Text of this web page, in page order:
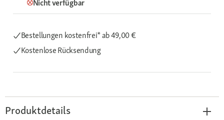
Nicht verfügbar
Bestellungen kostenfrei*ab 49,00 €
Kostenlose Rücksendung
Produktdetails